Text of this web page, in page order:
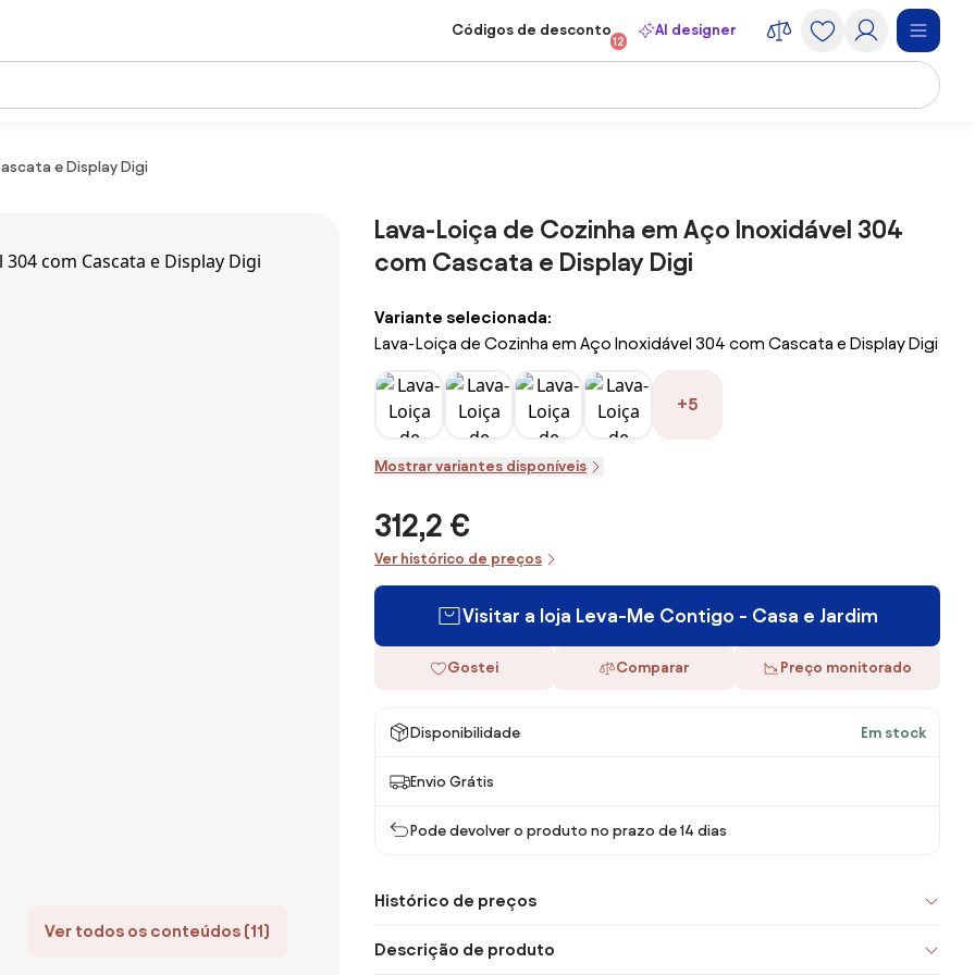
Códigos de desconto
12
AI designer
e Display Digi
Ver todos os conteúdos (11)
Lava-Loiça de Cozinha em Aço Inoxidável 304
com Cascata e Display Digi
Variante selecionada:
Lava-Loiça de Cozinha em Aço Inoxidável 304 com Cascata e Display Digi
+5
Mostrar variantes disponíveis
312,2 €
Ver histórico de preços
Visitar a loja Leva-Me Contigo - Casa e Jardim
Gostei Comparar Preço monitorado
Disponibilidade Em stock
Envio Grátis
Pode devolver o produto no prazo de 14 dias
Histórico de preços
Descrição de produto